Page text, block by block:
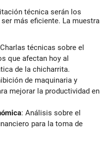
técnica serán los
más eficiente. La muestra
técnicas sobre el
que afectan hoy al
de la chicharrita.
de maquinaria y
mejorar la productividad en
: Análisis sobre el
para la toma de